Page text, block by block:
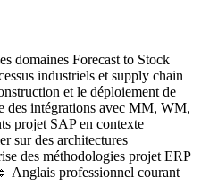
domaines Forecast to Stock
industriels et supply chain
et le déploiement de
des intégrations avec MM, WM,
projet SAP en contexte
sur des architectures
des méthodologies projet ERP
Anglais professionnel courant